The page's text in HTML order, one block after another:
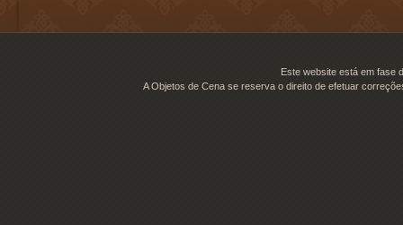
Este website está em fase
A Objetos de Cena se reserva o direito de efetuar